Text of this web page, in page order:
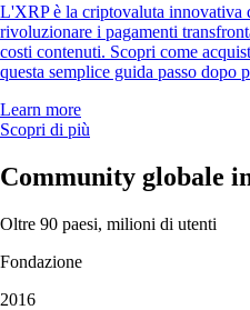
L'XRP è la criptovaluta innovativa
rivoluzionare i pagamenti
costi contenuti. Scopri come
questa semplice guida passo dopo
Learn more
Scopri di più
Community globale
Oltre 90 paesi, milioni di utenti
Fondazione
2016